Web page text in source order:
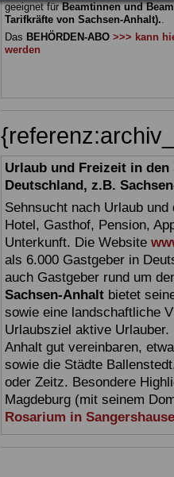
geeignet fürBeamtinnen und
Tarifkräfte von Sachsen-Anhalt)..
Das BEHÖRDEN-ABO >>> kann
werden
Urlaub und Freizeit in
Deutschland, z.B.
Sehnsucht nach Urlaub
Hotel, Gasthof, Pension,
Unterkunft. Die Website
als 6.000 Gastgeber in
auch Gastgeber rund um
Sachsen-Anhalt bietet
sowie eine landschaftliche
Urlaubsziel aktive
Anhalt gut vereinbaren,
sowie die Städte
oder Zeitz. Besondere
Magdeburg (mit seinem
Rosarium in